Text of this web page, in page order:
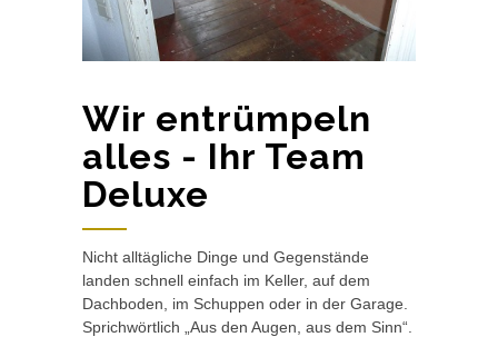
Wir entrümpeln
alles - Ihr Team
Deluxe
Nicht alltägliche Dinge und Gegenstände
landen schnell einfach im Keller, auf dem
Dachboden, im Schuppen oder in der Garage.
Sprichwörtlich „Aus den Augen, aus dem Sinn“.